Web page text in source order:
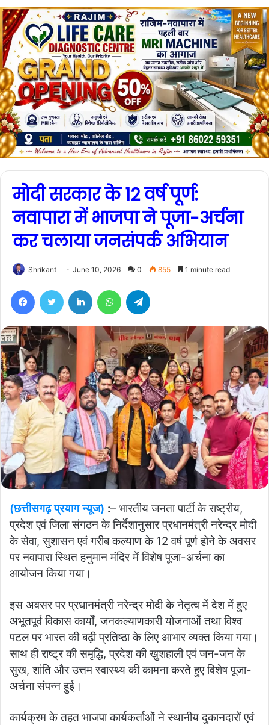
मोदी सरकार के 12 वर्ष पूर्ण:
नवापारा में भाजपा ने पूजा-अर्चना
कर चलाया जनसंपर्क अभियान
Shrikant June 10, 2026 0 855 1 minute read
(छत्तीसगढ़ प्रयाग न्यूज) :– भारतीय जनता पार्टी के राष्ट्रीय,
प्रदेश एवं जिला संगठन के निर्देशानुसार प्रधानमंत्री नरेन्द्र मोदी
के सेवा, सुशासन एवं गरीब कल्याण के 12 वर्ष पूर्ण होने के अवसर
पर नवापारा स्थित हनुमान मंदिर में विशेष पूजा-अर्चना का
आयोजन किया गया।
इस अवसर पर प्रधानमंत्री नरेन्द्र मोदी के नेतृत्व में देश में हुए
अभूतपूर्व विकास कार्यों, जनकल्याणकारी योजनाओं तथा विश्व
पटल पर भारत की बढ़ी प्रतिष्ठा के लिए आभार व्यक्त किया गया।
साथ ही राष्ट्र की समृद्धि, प्रदेश की खुशहाली एवं जन-जन के
सुख, शांति और उत्तम स्वास्थ्य की कामना करते हुए विशेष पूजा-
अर्चना संपन्न हुई।
कार्यक्रम के तहत भाजपा कार्यकर्ताओं ने स्थानीय दुकानदारों एवं